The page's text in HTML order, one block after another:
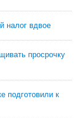
налог вдвое
просрочку
подготовили к